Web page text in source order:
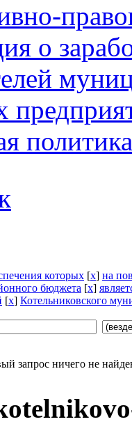
о
политика
которых [x] на
бюджета [x]
[x] Котельниковского
запрос ничего не